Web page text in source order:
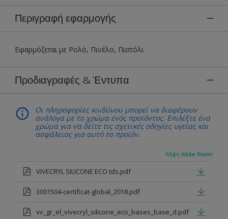
Περιγραφή εφαρμογής
Εφαρμόζεται με Ρολό, Πινέλο, Πιστόλι
Προδιαγραφές & Έντυπα
Οι πληροφορίες κινδύνου μπορεί να διαφέρουν
ανάλογα με το χρώμα ενός προϊόντος. Επιλέξτε ένα
χρώμα για να δείτε τις σχετικές οδηγίες υγείας και
ασφάλειας για αυτό το προϊόν.
Λήψη Adobe Reader
VIVECRYL SILICONE ECO tds.pdf
3001504-certificat-global_2018.pdf
vv_gr_el_vivecryl_silicone_eco_bases_base_d.pdf